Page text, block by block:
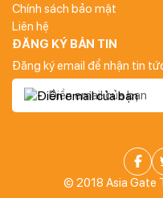
Chính sách bảo mật
Liên hệ
ĐĂNG KÝ BẢN TIN
Đăng ký email để nhận tin
© 2018 Asia Gate